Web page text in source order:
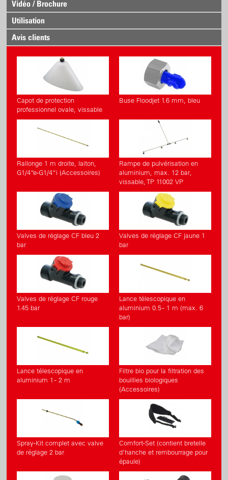
Vidéo / Brochure
Utilisation
Avis clients
Capot de protection
professionnel ovale, vissable
Buse Floodjet 1.6 mm, bleu
Rallonge 1 m droite, laiton,
G1/4“e-G1/4“i (Accessoires)
Rampe de pulvérisation en
aluminium, max. 12 bar,
vissable, TP 11002 VP
Valves de réglage CF bleu 2
bar
Valves de réglage CF jaune 1
bar
Valves de réglage CF rouge
1.45 bar
Lance télescopique en
aluminium 0.5 - 1 m (max. 6
bar)
Lance télescopique en
aluminium 1 - 2 m
Filtre bio pour la filtration des
bouillies biologiques
(Accessoires)
Spray-Kit complet avec valve
de réglage 2 bar
Comfort-Set (contient bretelle
d’hanche et rembourrage pour
épaule)